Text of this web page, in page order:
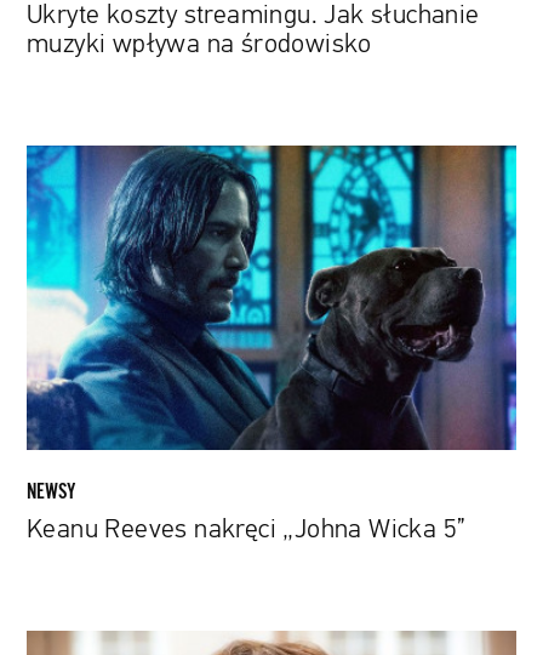
Ukryte koszty streamingu. Jak słuchanie
muzyki wpływa na środowisko
Keanu
Reeves
nakręci
„Johna
Wicka
NEWSY
Keanu Reeves nakręci „Johna Wicka 5”